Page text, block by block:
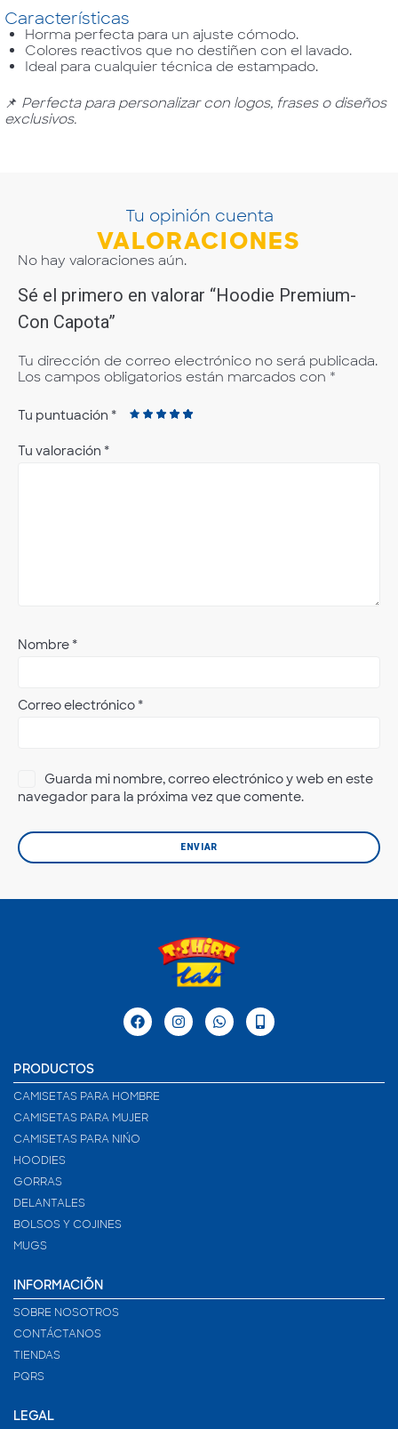
Características
Horma perfecta para un ajuste cómodo.
Colores reactivos que no destiñen con el lavado.
Ideal para cualquier técnica de estampado.
📌 Perfecta para personalizar con logos, frases o diseños
exclusivos.
Tu opinión cuenta
VALORACIONES
No hay valoraciones aún.
Sé el primero en valorar “Hoodie Premium-
Con Capota”
Tu dirección de correo electrónico no será publicada.
Los campos obligatorios están marcados con *
Tu puntuación *
Tu valoración *
Nombre *
Correo electrónico *
Guarda mi nombre, correo electrónico y web en este
navegador para la próxima vez que comente.
PRODUCTOS
CAMISETAS PARA HOMBRE
CAMISETAS PARA MUJER
CAMISETAS PARA NIÑO
HOODIES
GORRAS
DELANTALES
BOLSOS Y COJINES
MUGS
INFORMACIÓN
SOBRE NOSOTROS
CONTÁCTANOS
TIENDAS
PQRS
LEGAL